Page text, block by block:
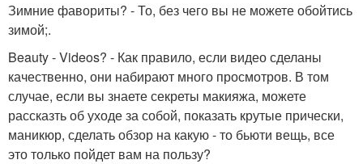
Зимние фавориты? - То, без чего вы не можете обойтись
зимой;.
Beauty - Videos? - Как правило, если видео сделаны
качественно, они набирают много просмотров. В том
случае, если вы знаете секреты макияжа, можете
рассказть об уходе за собой, показать крутые прически,
маникюр, сделать обзор на какую - то бьюти вещь, все
это только пойдет вам на пользу?